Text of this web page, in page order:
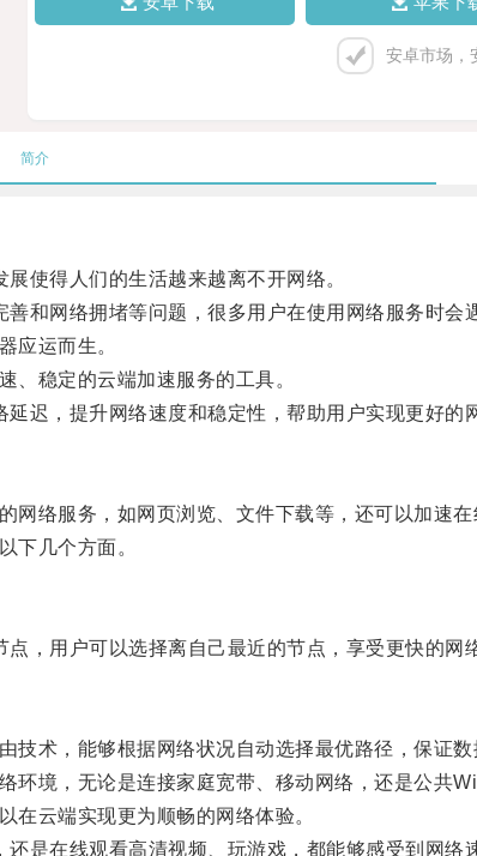
安卓市场，
简介
使得人们的生活越来越离不开网络。
网络拥堵等问题，很多用户在使用网络服务时会
运而生。
稳定的云端加速服务的工具。
，提升网络速度和稳定性，帮助用户实现更好的
络服务，如网页浏览、文件下载等，还可以加速在
几个方面。
用户可以选择离自己最近的节点，享受更快的网
术，能够根据网络状况自动选择最优路径，保证数
境，无论是连接家庭宽带、移动网络，还是公共
云端实现更为顺畅的网络体验。
在线观看高清视频、玩游戏，都能够感受到网络